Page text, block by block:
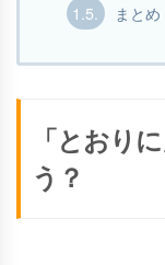
1.5. まとめ
「とおり
う？